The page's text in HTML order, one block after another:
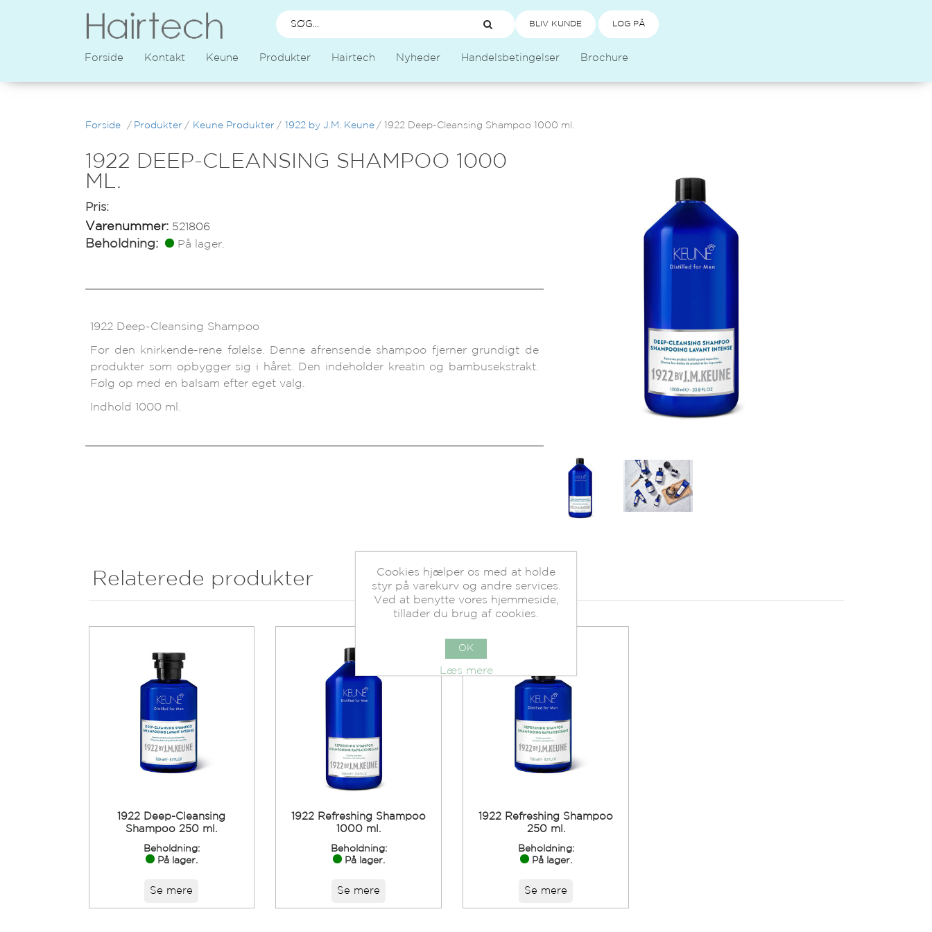
BLIV KUNDE LOG PÅ
Forside Kontakt Keune Produkter Hairtech Nyheder Handelsbetingelser Brochure
Forside / Produkter / Keune Produkter / 1922 by J.M. Keune / 1922 Deep-Cleansing Shampoo 1000 ml.
1922 DEEP-CLEANSING SHAMPOO 1000
ML.
Pris:
Varenummer: 521806
Beholdning: På lager.
1922 Deep-Cleansing Shampoo
For den knirkende-rene følelse. Denne afrensende shampoo fjerner grundigt de
produkter som opbygger sig i håret. Den indeholder kreatin og bambusekstrakt.
Følg op med en balsam efter eget valg.
Indhold 1000 ml.
Relaterede produkter
1922 Deep-Cleansing
Shampoo 250 ml.
Beholdning:
På lager.
Se mere
1922 Refreshing Shampoo
1000 ml.
Beholdning:
På lager.
Se mere
1922 Refreshing Shampoo
250 ml.
Beholdning:
På lager.
Se mere
Cookies hjælper os med at holde
styr på varekurv og andre services.
Ved at benytte vores hjemmeside,
tillader du brug af cookies.
OK
Læs mere